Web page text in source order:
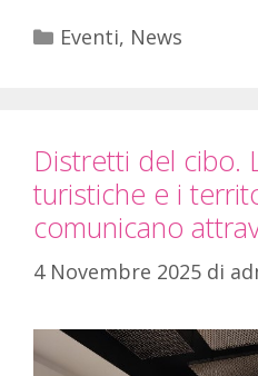
Eventi, News
Distretti del cibo.
turistiche e i
comunicano
4 Novembre 2025 di